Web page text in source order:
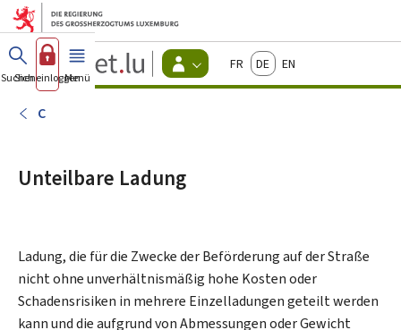
Zum Hauptmenü
Zum Inhalt
Guichet.lu
Changer
d'espace
FrançaisDeutschEnglish
Suchen
Sich einloggen
Menü Haupt-
C
Unteilbare Ladung
Ladung, die für die Zwecke der Beförderung auf der Straße
nicht ohne unverhältnismäßig hohe Kosten oder
Schadensrisiken in mehrere Einzelladungen geteilt werden
kann und die aufgrund von Abmessungen oder Gewicht